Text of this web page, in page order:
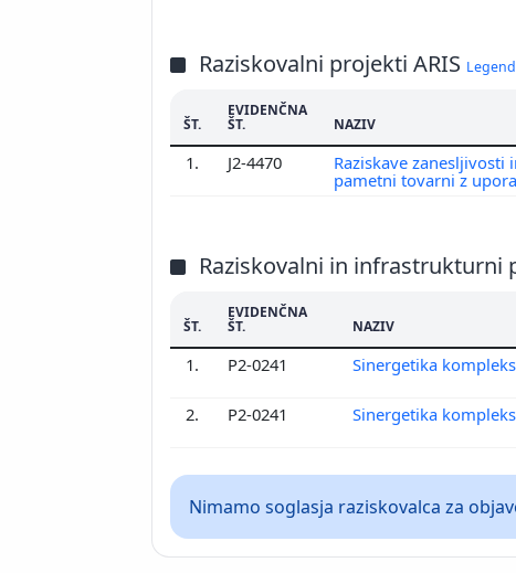
Raziskovalni projekti ARIS
ŠT.
EVIDENČNA
ŠT. NAZIV
1. J2-4470
Raziskave
pametni tovarni z
Raziskovalni in infrastrukturni
ŠT.
EVIDENČNA
ŠT. NAZIV
1. P2-0241 Sinergetika
2. P2-0241 Sinergetika
Nimamo soglasja raziskovalca za